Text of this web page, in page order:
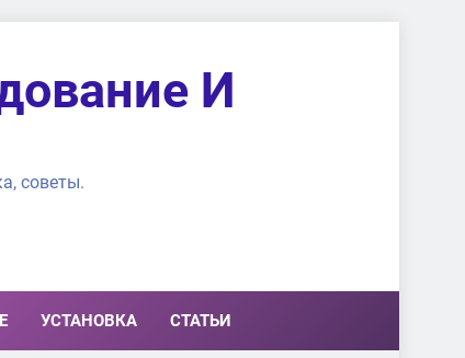
И
советы.
УСТАНОВКА СТАТЬИ